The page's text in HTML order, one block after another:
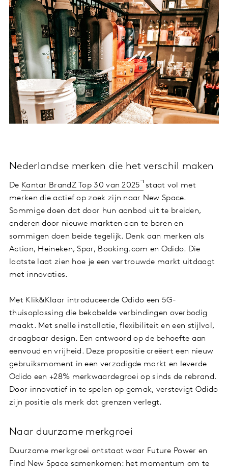
Nederlandse merken die het verschil maken
De Kantar BrandZ Top 30 van 2025 staat vol met
merken die actief op zoek zijn naar New Space.
Sommige doen dat door hun aanbod uit te breiden,
anderen door nieuwe markten aan te boren en
sommigen doen beide tegelijk. Denk aan merken als
Action, Heineken, Spar, Booking.com en Odido. Die
laatste laat zien hoe je een vertrouwde markt uitdaagt
met innovaties.
Met Klik&Klaar introduceerde Odido een 5G-
thuisoplossing die bekabelde verbindingen overbodig
maakt. Met snelle installatie, flexibiliteit en een stijlvol,
draagbaar design. Een antwoord op de behoefte aan
eenvoud en vrijheid. Deze propositie creëert een nieuw
gebruiksmoment in een verzadigde markt en leverde
Odido een +28% merkwaardegroei op sinds de rebrand.
Door innovatief in te spelen op gemak, verstevigt Odido
zijn positie als merk dat grenzen verlegt.
Naar duurzame merkgroei
Duurzame merkgroei ontstaat waar Future Power en
Find New Space samenkomen: het momentum om te